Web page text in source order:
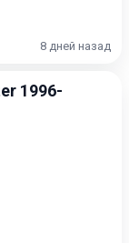
8 дней назад
1996-